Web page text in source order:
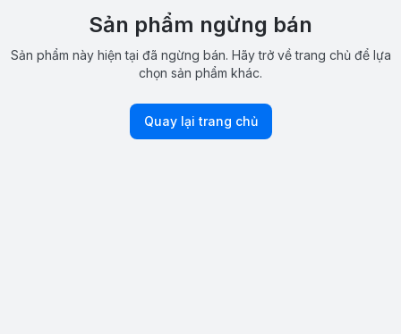
Sản phẩm ngừng bán
Sản phẩm này hiện tại đã ngừng bán. Hãy trở về trang chủ để lựa
chọn sản phẩm khác.
Quay lại trang chủ